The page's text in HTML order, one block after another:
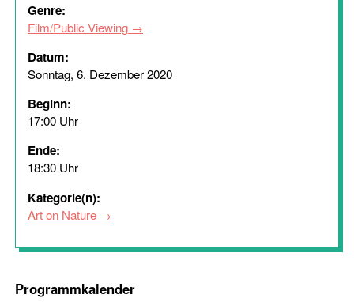
Genre:
Film/Public Viewing
Datum:
Sonntag, 6. Dezember 2020
Beginn:
17:00 Uhr
Ende:
18:30 Uhr
Kategorie(n):
Art on Nature
Programmkalender